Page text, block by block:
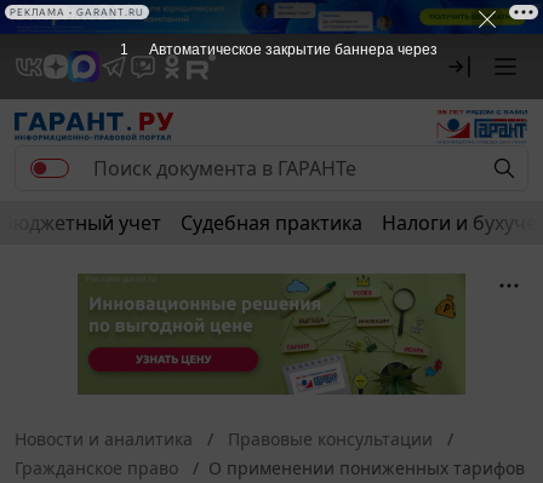
РЕКЛАМА
Бюджетный учет Судебная практика Налоги и
Новости и аналитика
Правовые консультации
Гражданское право
О применении пониженных тарифов
1 Автоматическое закрытие баннера через
РЕКЛАМА • GARANT.RU